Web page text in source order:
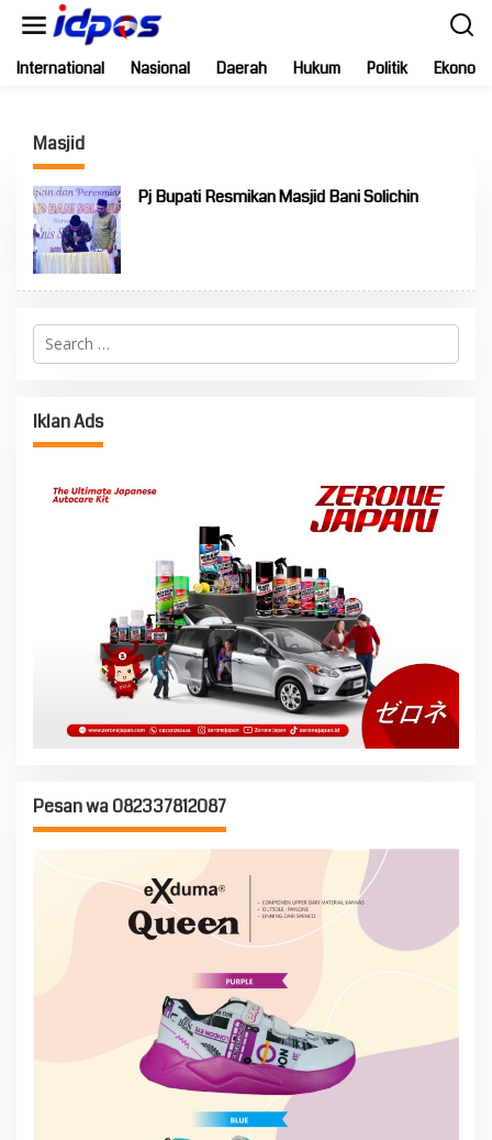
International Nasional Daerah Hukum Politik Ekonomi
Masjid
Pj Bupati Resmikan Masjid Bani Solichin
Search
for:
Iklan Ads
Pesan wa 082337812087